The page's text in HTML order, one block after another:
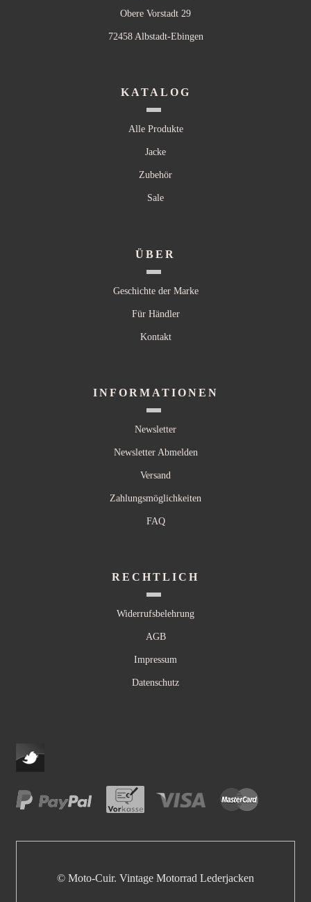
Obere Vorstadt 29
72458 Albstadt-Ebingen
KATALOG
Alle Produkte
Jacke
Zubehör
Sale
ÜBER
Geschichte der Marke
Für Händler
Kontakt
INFORMATIONEN
Newsletter
Newsletter Abmelden
Versand
Zahlungsmöglichkeiten
FAQ
RECHTLICH
Widerrufsbelehrung
AGB
Impressum
Datenschutz
© Moto-Cuir. Vintage Motorrad Lederjacken